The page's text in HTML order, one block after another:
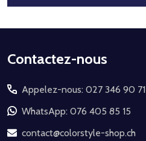
Début
pied
de
page
Contactez-nous
Appelez-nous: 027 346 90 71
WhatsApp: 076 405 85 15
contact@colorstyle-shop.ch